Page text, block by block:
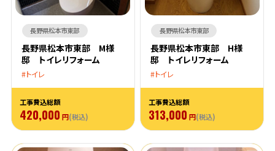
長野県松本市東部
長野県松本市東部 M様
邸 トイレリフォーム
トイレ
工事費込総額
420,000 円(税込)
長野県松本市東部
長野県松本市東部 H様
邸 トイレリフォーム
トイレ
工事費込総額
313,000 円(税込)